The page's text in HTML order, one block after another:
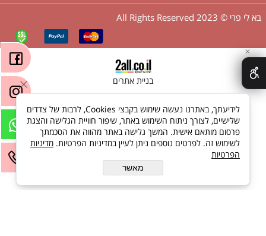
בא לי פרי © 2023 All Rights Reserved
בניית אתרים
✕
לידיעתך, באתרנו נעשה שימוש בקבצי Cookies, לרבות של צדדים
שלישיים, לצורך ניתוח השימוש באתר, שיפור חוויית הגלישה והצגת
פרסום מותאם אישית. המשך גלישה באתר מהווה את הסכמתך
לשימוש זה. לפרטים נוספים ניתן לעיין במדיניות הפרטיות. מדיניות
הפרטיות
מאשר